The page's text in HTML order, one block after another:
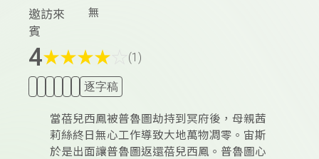
邀訪來
賓
無
4★★★★ (1)
逐字稿
當蓓兒西鳳被普魯圖劫持到冥府後，母親茜
莉絲終日無心工作導致大地萬物凋零。宙斯
於是出面讓普魯圖返還蓓兒西鳳。普魯圖心